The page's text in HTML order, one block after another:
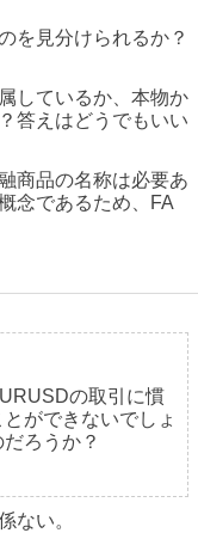
を見分けられるか？
しているか、本物か
答えはどうでもいい
商品の名称は必要あ
念であるため、FA
の取引に慣
ができないでしょ
ろうか？
ない。